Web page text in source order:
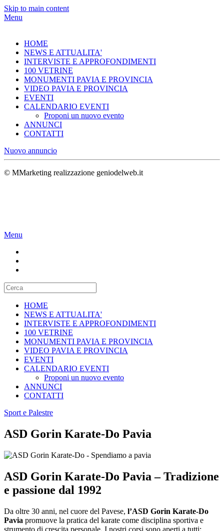
Skip to main content
Menu
HOME
NEWS E ATTUALITA'
INTERVISTE E APPROFONDIMENTI
100 VETRINE
MONUMENTI PAVIA E PROVINCIA
VIDEO PAVIA E PROVINCIA
EVENTI
CALENDARIO EVENTI
Proponi un nuovo evento
ANNUNCI
CONTATTI
Nuovo annuncio
© MMarketing realizzazione geniodelweb.it
Menu
HOME
NEWS E ATTUALITA'
INTERVISTE E APPROFONDIMENTI
100 VETRINE
MONUMENTI PAVIA E PROVINCIA
VIDEO PAVIA E PROVINCIA
EVENTI
CALENDARIO EVENTI
Proponi un nuovo evento
ANNUNCI
CONTATTI
Sport e Palestre
ASD Gorin Karate-Do Pavia
ASD Gorin Karate-Do Pavia – Tradizione
e passione dal 1992
Da oltre 30 anni, nel cuore del Pavese, l’ASD Gorin Karate-Do
Pavia promuove la pratica del karate come disciplina sportiva e
strumento di crescita personale. I nostri corsi sono aperti a tutti: